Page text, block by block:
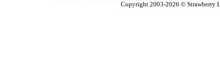
Copyright 2003-2026 © Strawberry